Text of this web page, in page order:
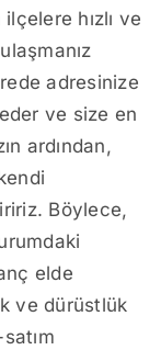
hızlı ve
adresinize
ve size en
ardından,
Böylece,
elde
ve dürüstlük